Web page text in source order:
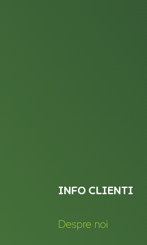
INFO CLIENTI
Despre noi